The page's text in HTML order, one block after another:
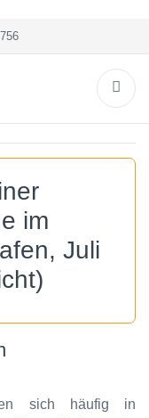
im
Juli
sich häufig in